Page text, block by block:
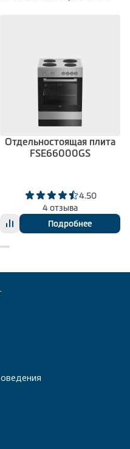
Отдельностоящая плита
FSE66000GS
4.50
4 отзыва
Подробнее